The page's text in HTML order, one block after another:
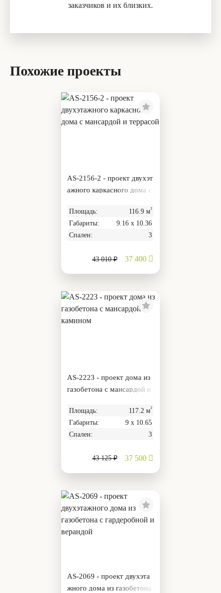
заказчиков и их близких.
Похожие проекты
AS-2156-2 - проект двухэт
ажного каркасного дома с
Площадь: 116.9 м²
Габариты:
9.16 х 10.36
Спален:
3
43 010 ₽ 37 400
AS-2223 - проект дома из
газобетона с мансардой и
Площадь: 117.2 м²
Габариты:
9 х 10.65
Спален:
3
43 125 ₽ 37 500
AS-2069 - проект двухэта
жного дома из газобетона